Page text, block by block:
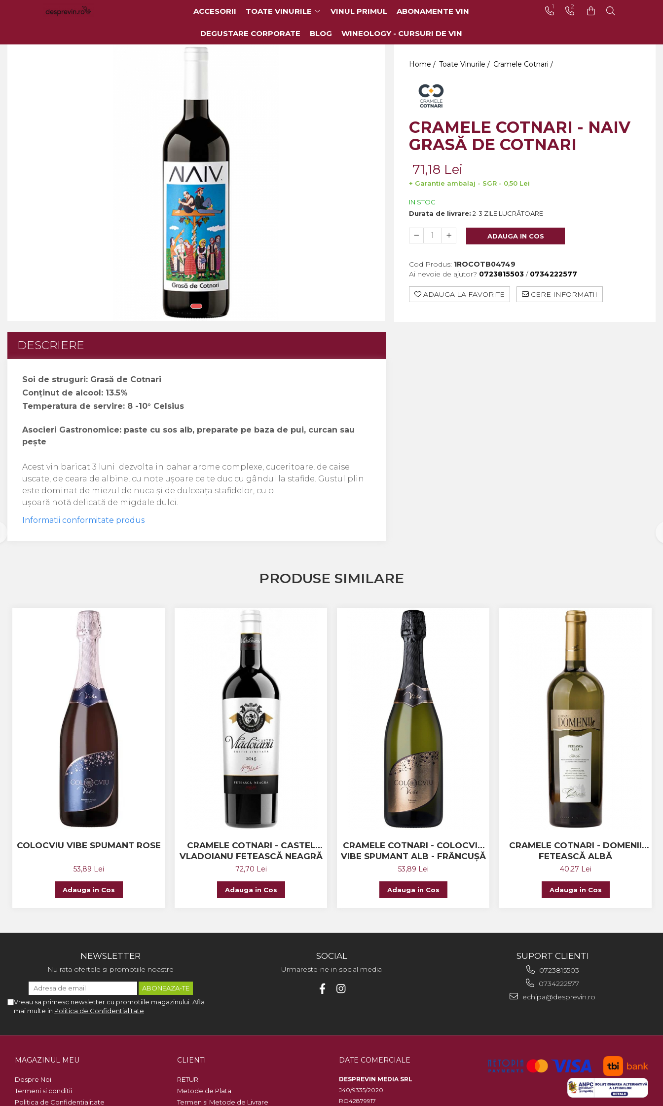
Crama JELNA
GRAMOFON Wine
Domeniul BOGDAN
Crama ARAMIC
Crama CORCOVA
Crama PURCARI
Crama HERMEZIU
Grup FRESCOBALDI
L'ARTIST
DEMETER
VINUL Bikers For Humanity
Domeniile PANCIU
The ICONIC Estate
Crama Petro VASELO
Vinuri Din GRECIA
Crama BUDUREASCA
Domeniile FRANCO-
ACCESORII TOATE VINURILE VINUL PRIMUL ABONAMENTE VIN
DEGUSTARE CORPORATE BLOG WINEOLOGY - CURSURI DE VIN
1 2
Home / Toate Vinurile / Cramele Cotnari /
CRAMELE COTNARI - NAIV
GRASĂ DE COTNARI
71,18 Lei
+ Garantie ambalaj - SGR - 0,50 Lei
IN STOC
Durata de livrare: 2-3 ZILE LUCRĂTOARE
ADAUGA IN COS
Cod Produs: 1ROCOTB04749
Ai nevoie de ajutor? 0723815503 / 0734222577
ADAUGA LA FAVORITE CERE INFORMATII
DESCRIERE
Soi de struguri: Grasă de Cotnari
Conținut de alcool: 13.5%
Temperatura de servire: 8 -10° Celsius
Asocieri Gastronomice: paste cu sos alb, preparate pe baza de pui, curcan sau
pește
Acest vin baricat 3 luni dezvolta in pahar arome complexe, cuceritoare, de caise
uscate, de ceara de albine, cu note ușoare ce te duc cu gândul la stafide. Gustul plin
este dominat de miezul de nuca și de dulceața stafidelor, cu o
ușoară notă delicată de migdale dulci.
Informatii conformitate produs
PRODUSE SIMILARE
COLOCVIU VIBE SPUMANT ROSE
53,89 Lei
Adauga in Cos
CRAMELE COTNARI - CASTEL
VLADOIANU FETEASCĂ NEAGRĂ
72,70 Lei
Adauga in Cos
CRAMELE COTNARI - COLOCVIU
VIBE SPUMANT ALB - FRÂNCUȘĂ
53,89 Lei
Adauga in Cos
CRAMELE COTNARI - DOMENII
FETEASCĂ ALBĂ
40,27 Lei
Adauga in Cos
NEWSLETTER
Nu rata ofertele si promotiile noastre
Vreau sa primesc newsletter cu promotiile magazinului. Afla
mai multe in Politica de Confidentialitate
SOCIAL
Urmareste-ne in social media
SUPORT CLIENTI
0723815503
0734222577
echipa@desprevin.ro
MAGAZINUL MEU
Despre Noi
Termeni si conditii
Politica de Confidentialitate
CLIENTI
RETUR
Metode de Plata
Termen si Metode de Livrare
DATE COMERCIALE
DESPREVIN MEDIA SRL
J40/9335/2020
RO42879917